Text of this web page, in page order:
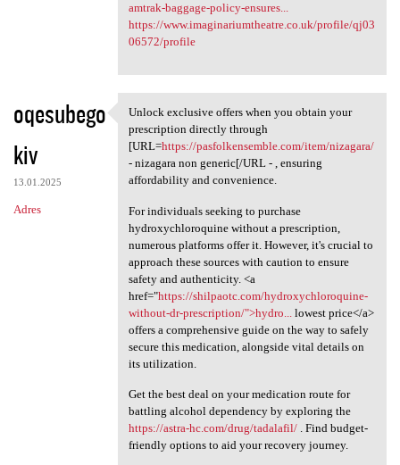
amtrak-baggage-policy-ensures...
https://www.imaginariumtheatre.co.uk/profile/qj03
06572/profile
oqesubego
kiv
13.01.2025
Adres
Unlock exclusive offers when
Unlock exclusive offers when you obtain your
prescription directly through
[URL=https://pasfolkensemble.com/item/nizagara/
- nizagara non generic[/URL - , ensuring
affordability and convenience.
For individuals seeking to purchase
hydroxychloroquine without a prescription,
numerous platforms offer it. However, it's crucial to
approach these sources with caution to ensure
safety and authenticity. <a
href="https://shilpaotc.com/hydroxychloroquine-
without-dr-prescription/">hydro...
lowest price</a>
offers a comprehensive guide on the way to safely
secure this medication, alongside vital details on
its utilization.
Get the best deal on your medication route for
battling alcohol dependency by exploring the
https://astra-hc.com/drug/tadalafil/. Find budget-
friendly options to aid your recovery journey.